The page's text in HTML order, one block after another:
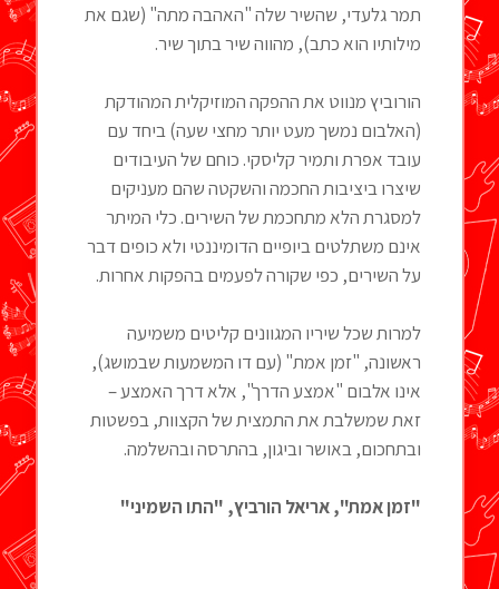
תמר גלעדי, שהשיר שלה "האהבה מתה" (שגם את
מילותיו הוא כתב), מהווה שיר בתוך שיר.
הורוביץ מנווט את ההפקה המוזיקלית המהודקת
(האלבום נמשך מעט יותר מחצי שעה) ביחד עם
עובד אפרת ותמיר קליסקי. כוחם של העיבודים
שיצרו ביציבות החכמה והשקטה שהם מעניקים
למסגרת הלא מתחכמת של השירים. כלי המיתר
אינם משתלטים ביופיים הדומיננטי ולא כופים דבר
על השירים, כפי שקורה לפעמים בהפקות אחרות.
למרות שכל שיריו המגוונים קליטים משמיעה
ראשונה, "זמן אמת" (עם דו המשמעות שבמושג),
אינו אלבום "אמצע הדרך", אלא דרך האמצע –
זאת שמשלבת את התמצית של הקצוות, בפשטות
ובתחכום, באושר וביגון, בהתרסה ובהשלמה.
"זמן אמת", אריאל הורביץ, "התו השמיני"